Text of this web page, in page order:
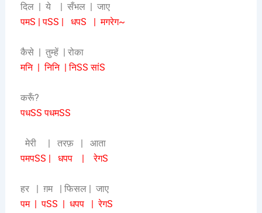
दिल | ये | सँभल | जाए
पमS | पSS | धपS | मगरेग~
कैसे | तुम्हें | रोका
मनि | निनि | निSS सांS
करूँ?
पधSS पधमSS
मेरी | तरफ़ | आता
पमपSS | धपप | रेगS
हर | ग़म | फिसल | जाए
पम | पSS | धपप | रेगS